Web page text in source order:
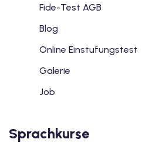
Fide-Test AGB
Blog
Online Einstufungstest
Galerie
Job
Sprachkurse